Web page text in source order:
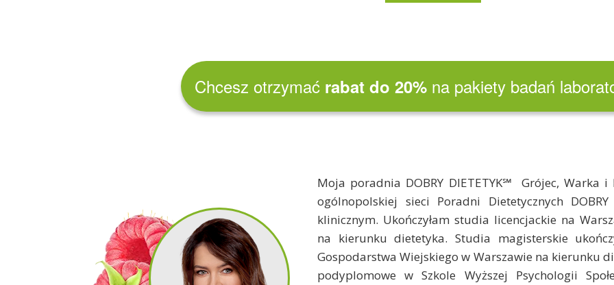
Chcesz otrzymać rabat do 20%na pakiety badań
Moja poradnia DOBRY DIETETYK℠ Grójec, Warka
ogólnopolskiej sieci Poradni Dietetycznych
klinicznym. Ukończyłam studia licencjackie na
na kierunku dietetyka. Studia magisterskie
Gospodarstwa Wiejskiego w Warszawie na kierunku
podyplomowe w Szkole Wyższej Psychologii